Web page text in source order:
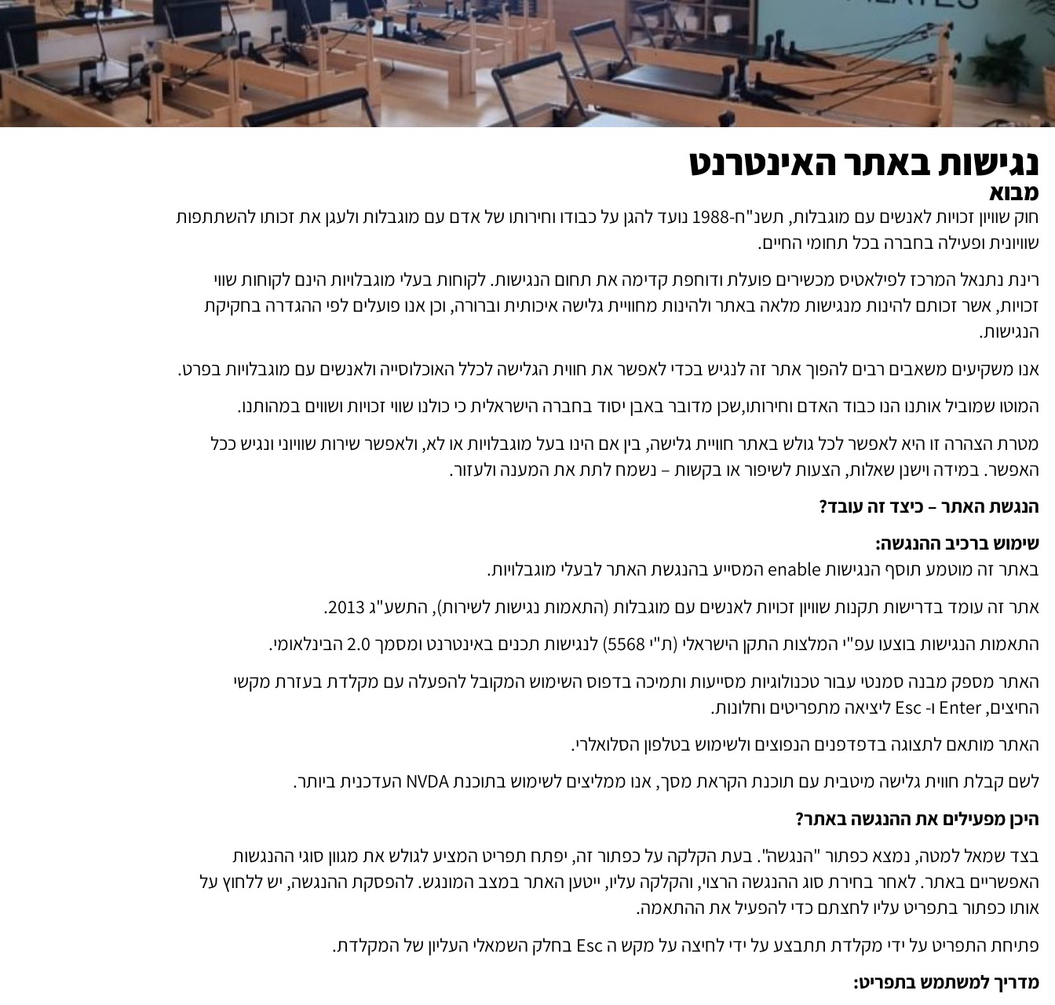
נגישות באתר האינטרנט
מבוא
חוק שוויון זכויות לאנשים עם מוגבלות, תשנ"ח-1988 נועד להגן על כבודו וחירותו של אדם עם מוגבלות ולעגן את זכותו להשתתפות
שוויונית ופעילה בחברה בכל תחומי החיים.
רינת נתנאל המרכז לפילאטיס מכשירים פועלת ודוחפת קדימה את תחום הנגישות. לקוחות בעלי מוגבלויות הינם לקוחות שווי
זכויות, אשר זכותם להינות מנגישות מלאה באתר ולהינות מחוויית גלישה איכותית וברורה, וכן אנו פועלים לפי ההגדרה בחקיקת
הנגישות.
אנו משקיעים משאבים רבים להפוך אתר זה לנגיש בכדי לאפשר את חווית הגלישה לכלל האוכלוסייה ולאנשים עם מוגבלויות בפרט.
המוטו שמוביל אותנו הנו כבוד האדם וחירותו,שכן מדובר באבן יסוד בחברה הישראלית כי כולנו שווי זכויות ושווים במהותנו.
מטרת הצהרה זו היא לאפשר לכל גולש באתר חוויית גלישה, בין אם הינו בעל מוגבלויות או לא, ולאפשר שירות שוויוני ונגיש ככל
האפשר. במידה וישנן שאלות, הצעות לשיפור או בקשות – נשמח לתת את המענה ולעזור.
הנגשת האתר – כיצד זה עובד?
שימוש ברכיב ההנגשה:
באתר זה מוטמע תוסף הנגישות enable המסייע בהנגשת האתר לבעלי מוגבלויות.
אתר זה עומד בדרישות תקנות שוויון זכויות לאנשים עם מוגבלות (התאמות נגישות לשירות), התשע"ג 2013.
התאמות הנגישות בוצעו עפ"י המלצות התקן הישראלי (ת"י 5568) לנגישות תכנים באינטרנט ומסמך 2.0 הבינלאומי.
האתר מספק מבנה סמנטי עבור טכנולוגיות מסייעות ותמיכה בדפוס השימוש המקובל להפעלה עם מקלדת בעזרת מקשי
החיצים, Enter ו- Esc ליציאה מתפריטים וחלונות.
האתר מותאם לתצוגה בדפדפנים הנפוצים ולשימוש בטלפון הסלואלרי.
לשם קבלת חווית גלישה מיטבית עם תוכנת הקראת מסך, אנו ממליצים לשימוש בתוכנת NVDA העדכנית ביותר.
היכן מפעילים את ההנגשה באתר?
בצד שמאל למטה, נמצא כפתור "הנגשה". בעת הקלקה על כפתור זה, יפתח תפריט המציע לגולש את מגוון סוגי ההנגשות
האפשריים באתר. לאחר בחירת סוג ההנגשה הרצוי, והקלקה עליו, ייטען האתר במצב המונגש. להפסקת ההנגשה, יש ללחוץ על
אותו כפתור בתפריט עליו לחצתם כדי להפעיל את ההתאמה.
פתיחת התפריט על ידי מקלדת תתבצע על ידי לחיצה על מקש ה Esc בחלק השמאלי העליון של המקלדת.
מדריך למשתמש בתפריט: